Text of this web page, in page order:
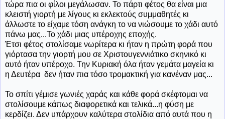
τώρα πια οι φίλοι μεγάλωσαν. Το πάρτι φέτος θα είναι μια
κλειστή γιορτή με λίγους κι εκλεκτούς συμμαθητές κι
άλλωστε το είχαμε τόση ανάγκη το να νιώσουμε το χάδι αυτό
πάνω μας...Το χάδι μιας υπέροχης εποχής.
Έτσι φέτος στολίσαμε νωρίτερα κι ήταν η πρώτη φορά που
γιόρτασα την γιορτή μου σε Χριστουγεννιάτικο σκηνικό κι
αυτό ήταν υπέροχο. Την Κυριακή όλα ήταν γεμάτα μαγεία κι
η Δευτέρα δεν ήταν πια τόσο τρομακτική για κανέναν μας...
Το σπίτι γέμισε γωνιές χαράς και κάθε φορά σκέφτομαι να
στολίσουμε κάπως διαφορετικά και τελικά...η φύση με
κερδίζει. Δεν υπάρχουν καλύτερα στολίδια από αυτά που η